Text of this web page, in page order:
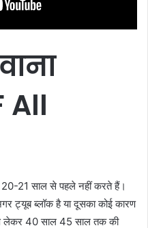
All
21 साल से पहले नहीं करते हैं।
ट्यूब ब्लॉक है या दूसका कोई कारण
लेकर 40 साल 45 साल तक की